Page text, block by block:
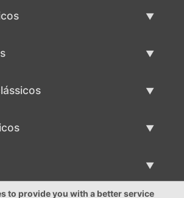
to provide you with a better service